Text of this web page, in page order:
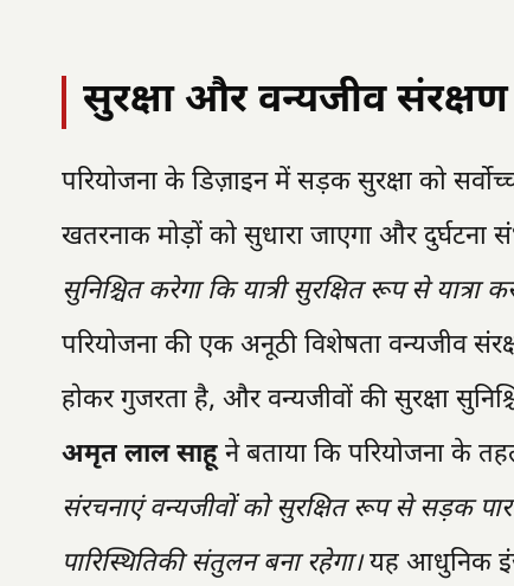
सुरक्षा और वन्यजीव
परियोजना के डिज़ाइन में सड़क सुरक्षा को
खतरनाक मोड़ों को सुधारा जाएगा और दुर्घटना
सुनिश्चित करेगा कि यात्री सुरक्षित रूप से
परियोजना की एक अनूठी विशेषता वन्यजीव
होकर गुजरता है, और वन्यजीवों की सुरक्षा
अमृत लाल साहू ने बताया कि परियोजना के
संरचनाएं वन्यजीवों को सुरक्षित रूप से सड़क
पारिस्थितिकी संतुलन बना रहेगा।यह आधुनिक